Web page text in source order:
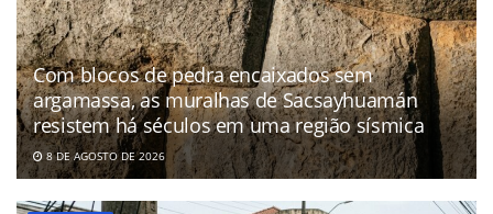
Com blocos de pedra encaixados sem
argamassa, as muralhas de Sacsayhuamán
resistem há séculos em uma região sísmica
8 DE AGOSTO DE 2026